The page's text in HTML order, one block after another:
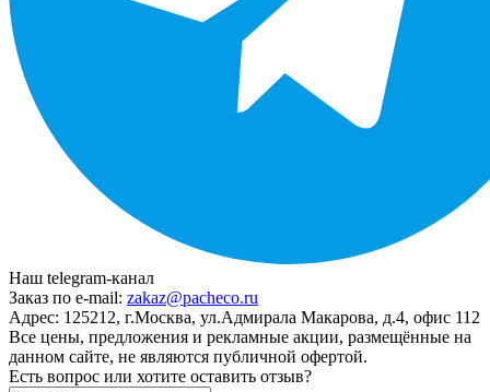
Наш telegram-канал
Заказ по e-mail: zakaz@pacheco.ru
Адрес: 125212, г.Москва, ул.Адмирала Макарова, д.4, офис 112
Все цены, предложения и рекламные акции, размещённые на
данном сайте, не являются публичной офертой.
Есть вопрос или хотите оставить отзыв?